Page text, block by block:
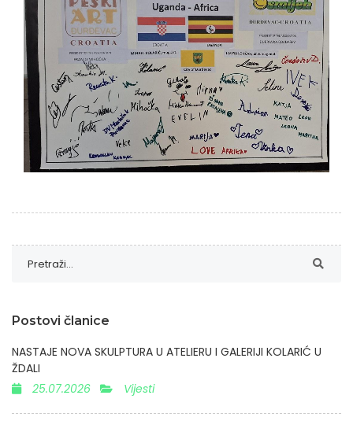
Postovi članice
NASTAJE NOVA SKULPTURA U ATELIERU I GALERIJI KOLARIĆ U
ŽDALI
25.07.2026
Vijesti